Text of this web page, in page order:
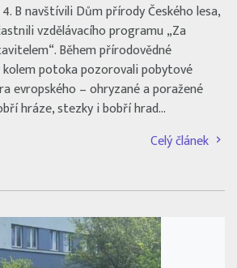
B navštívili Dům přírody Českého lesa,
vzdělávacího programu „Za
Během přírodovědné
potoka pozorovali pobytové
evropského – ohryzané a poražené
hráze, stezky i bobří hrad…
Celý článek